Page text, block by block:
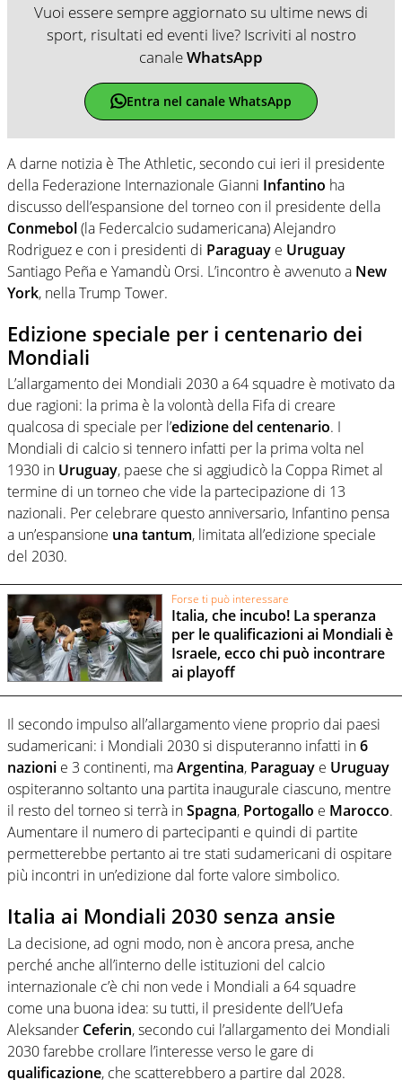
Vuoi essere sempre aggiornato su ultime news di
sport, risultati ed eventi live? Iscriviti al nostro
canaleWhatsApp
Entra nel canale WhatsApp
A darne notizia è The Athletic, secondo cui ieri il presidente
della Federazione Internazionale Gianni Infantino ha
discusso dell’espansione del torneo con il presidente della
Conmebol(la Federcalcio sudamericana) Alejandro
Rodriguez e con i presidenti di Paraguay e Uruguay
Santiago Peña e Yamandù Orsi. L’incontro è avvenuto a New
York, nella Trump Tower.
Edizione speciale per i centenario dei
Mondiali
L’allargamento dei Mondiali 2030 a 64 squadre è motivato da
due ragioni: la prima è la volontà della Fifa di creare
qualcosa di speciale per l’edizione del centenario. I
Mondiali di calcio si tennero infatti per la prima volta nel
1930 in Uruguay, paese che si aggiudicò la Coppa Rimet al
termine di un torneo che vide la partecipazione di 13
nazionali. Per celebrare questo anniversario, Infantino pensa
a un’espansione una tantum, limitata all’edizione speciale
del 2030.
Forse ti può interessare
Italia, che incubo! La speranza
per le qualificazioni ai Mondiali è
Israele, ecco chi può incontrare
ai playoff
Il secondo impulso all’allargamento viene proprio dai paesi
sudamericani: i Mondiali 2030 si disputeranno infatti in6
nazioni e 3 continenti, maArgentina, Paraguay e Uruguay
ospiteranno soltanto una partita inaugurale ciascuno, mentre
il resto del torneo si terrà inSpagna, Portogallo e Marocco.
Aumentare il numero di partecipanti e quindi di partite
permetterebbe pertanto ai tre stati sudamericani di ospitare
più incontri in un’edizione dal forte valore simbolico.
Italia ai Mondiali 2030 senza ansie
La decisione, ad ogni modo, non è ancora presa, anche
perché anche all’interno delle istituzioni del calcio
internazionale c’è chi non vede i Mondiali a 64 squadre
come una buona idea: su tutti, il presidente dell’Uefa
Aleksander Ceferin, secondo cui l’allargamento dei Mondiali
2030 farebbe crollare l’interesse verso le gare di
qualificazione, che scatterebbero a partire dal 2028.